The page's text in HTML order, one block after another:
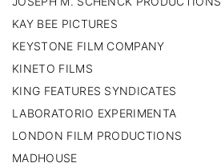
KAY BEE PICTURES
KEYSTONE FILM COMPANY
KINETO FILMS
KING FEATURES SYNDICATES
LABORATORIO EXPERIMENTA
LONDON FILM PRODUCTIONS
MADHOUSE